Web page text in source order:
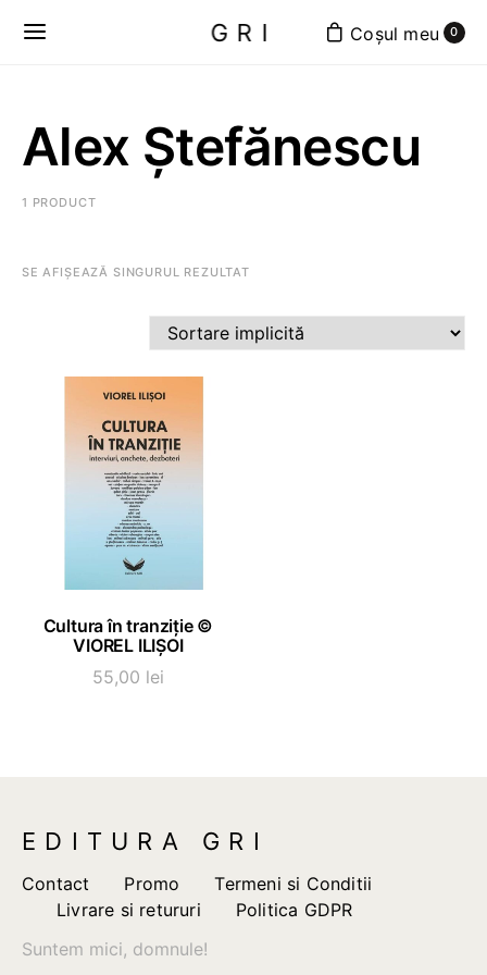
GRI 0
Alex Ștefănescu
1 PRODUCT
SE AFIȘEAZĂ SINGURUL REZULTAT
ADAUGĂ ÎN COȘ
Cultura în tranziție ©
VIOREL ILIȘOI
55,00 lei
EDITURA GRI
Contact Promo
Termeni si Conditii
Livrare si retururi
Politica GDPR
Suntem mici, domnule!